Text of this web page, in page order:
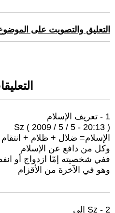
التعليق والتصويت على
1 - تعريف الإسلام
Sz ( 2009 / 5 / 5 - 20:13 )
الإسلام= ضلال + ظلام + انتقام
وكل من دافع عن الإسلام
ففي شخصيته إمّا ازدواج أو
وهو في الآخرة من الأقزام
2 - Sz إلى